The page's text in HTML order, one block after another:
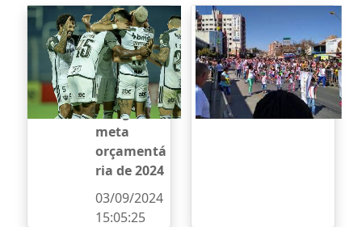
Atlético
precisará
vender
jogadores
para
atingir
meta
orçamentá
ria de 2024
03/09/2024
15:05:25
Comunicad
04/09/2024
13:38:36